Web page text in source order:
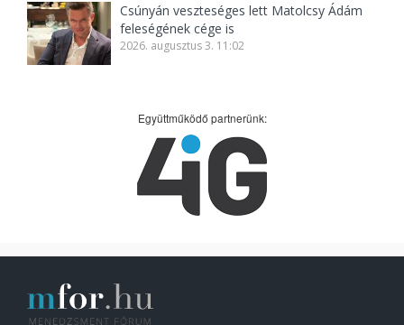
Csúnyán veszteséges lett Matolcsy Ádám
feleségének cége is
2026. augusztus 3. 11:02
Együttműködő partnerünk: